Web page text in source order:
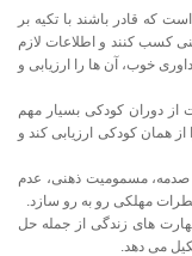
که قادر باشند با تکیه بر
کسب کنند و اطلاعات لازم
خوب، آن ها را ارزیابی و
از دوران کودکی بسیار مهم
همان کودکی ارزیابی کند و
صدمه، مسمومیت ذهنی، عدم
مهلکی رو به رو سازد.
های زندگی از جمله حل
می دهد.